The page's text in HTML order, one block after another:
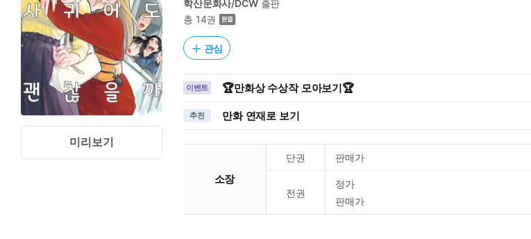
미리보기
학산문화사/DCW출판
총 14권
관심
이벤트 🏆만화상 수상작 모아보기🏆
추천 만화 연재로 보기
소장
단권 판매가
전권
정가
판매가